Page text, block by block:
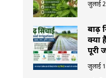
जुलाई
बाढ़
क्या
पूरी
जुलाई